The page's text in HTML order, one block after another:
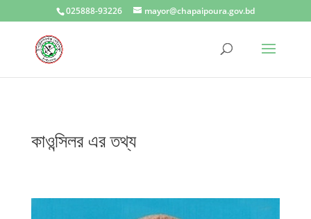
025888-93226 mayor@chapaipoura.gov.bd
কাওন্সিলর এর তথ্য